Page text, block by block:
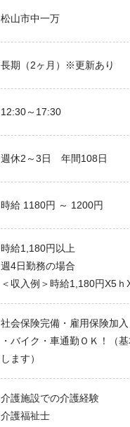
松山市中一万
長期（2ヶ月）※更新あり
12:30～17:30
週休2～3日 年間108日
時給 1180円 ～ 1200円
時給1,180円以上
週4日勤務の場合
＜収入例＞時給1,180円X5ｈ
社会保険完備・雇用保険加
・バイク・車通勤ＯＫ！（
します）
介護施設での介護経験
介護福祉士